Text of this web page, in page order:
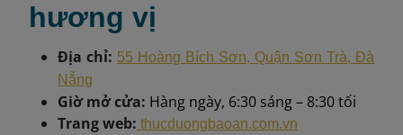
hương vị
Địa chỉ: 55 Hoàng Bích Sơn, Quận Sơn Trà, Đà
Nẵng
Giờ mở cửa: Hàng ngày, 6:30 sáng – 8:30 tối
Trang web: thucduongbaoan.com.vn